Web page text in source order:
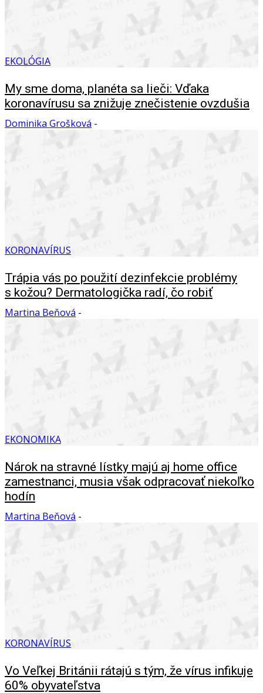
EKOLÓGIA
My sme doma, planéta sa lieči: Vďaka
koronavírusu sa znižuje znečistenie ovzdušia
Dominika Grošková -
KORONAVÍRUS
Trápia vás po použití dezinfekcie problémy
s kožou? Dermatologička radí, čo robiť
Martina Beňová -
EKONOMIKA
Nárok na stravné lístky majú aj home office
zamestnanci, musia však odpracovať niekoľko
hodín
Martina Beňová -
KORONAVÍRUS
Vo Veľkej Británii rátajú s tým, že vírus infikuje
60% obyvateľstva